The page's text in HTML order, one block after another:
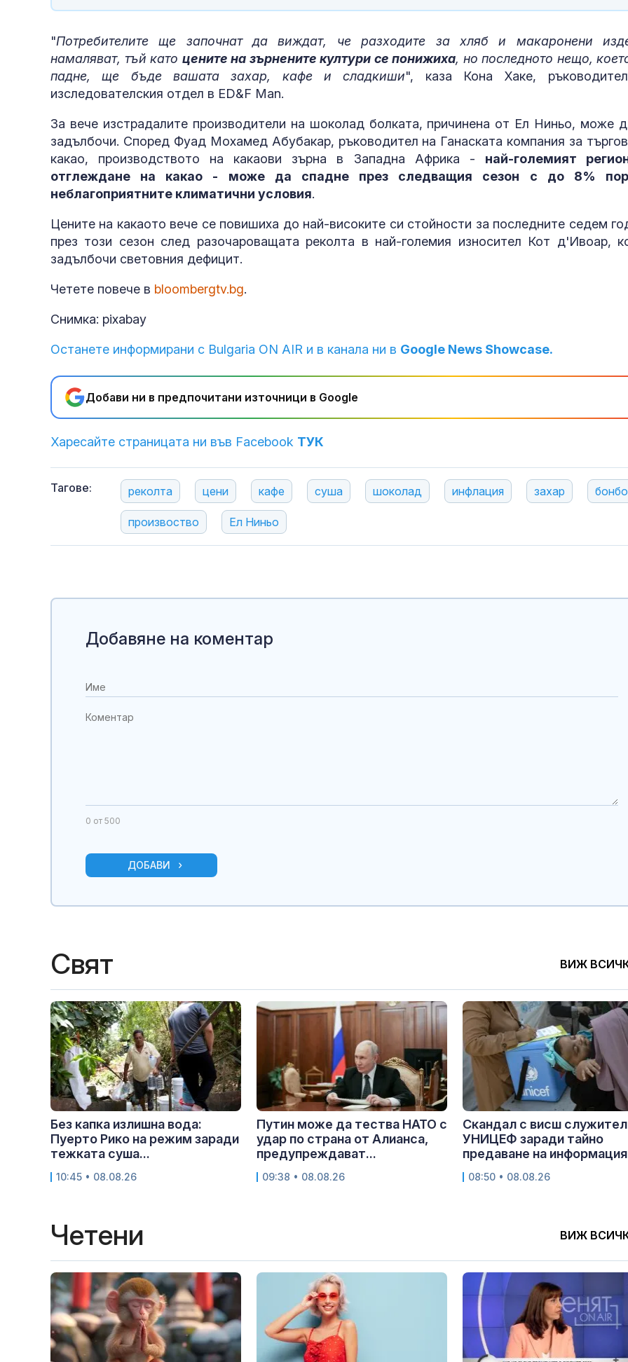
"Потребителите ще започнат да виждат, че разходите за хляб и макаронени
намаляват, тъй като цените на зърнените култури се понижиха, но последното нещо,
падне, ще бъде вашата захар, кафе и сладкиши", каза Кона Хаке,
изследователския отдел в ED&F Man.
За вече изстрадалите производители на шоколад болката, причинена от Ел Ниньо, може
задълбочи. Според Фуад Мохамед Абубакар, ръководител на Ганаската компания за
какао, производството на какаови зърна в Западна Африка - най-големият
отглеждане на какао - може да спадне през следващия сезон с до 8%
неблагоприятните климатични условия.
Цените на какаото вече се повишиха до най-високите си стойности за последните седем
през този сезон след разочароващата реколта в най-големия износител Кот д'Ивоар,
задълбочи световния дефицит.
Четете повече в bloombergtv.bg.
Снимка: pixabay
Останете информирани с Bulgaria ON AIR и в канала ни в Google News Showcase.
Добави ни в предпочитани източници в Google
Харесайте страницата ни във Facebook ТУК
Тагове: реколта цени кафе суша шоколад инфлация захар
произвоство Ел Ниньо
Добавяне на коментар
0 от 500
ДОБАВИ
Свят ВИЖ
Без капка излишна вода:
Пуерто Рико на режим заради
тежката суша...
10:45 • 08.08.26
Путин може да тества НАТО с
удар по страна от Алианса,
предупреждават...
09:38 • 08.08.26
Скандал с висш служител
УНИЦЕФ заради тайно
предаване на
08:50 • 08.08.26
Четени ВИЖ